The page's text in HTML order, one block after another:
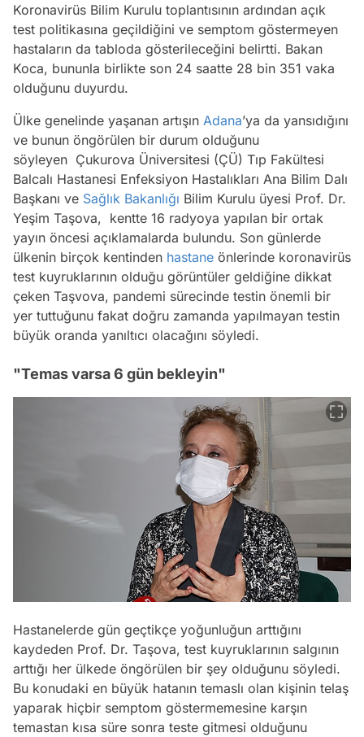
Koronavirüs Bilim Kurulu toplantısının ardından açık
test politikasına geçildiğini ve semptom göstermeyen
hastaların da tabloda gösterileceğini belirtti. Bakan
Koca, bununla birlikte son 24 saatte 28 bin 351 vaka
olduğunu duyurdu.
Ülke genelinde yaşanan artışın Adana’ya da yansıdığını
ve bunun öngörülen bir durum olduğunu
söyleyen Çukurova Üniversitesi (ÇÜ) Tıp Fakültesi
Balcalı Hastanesi Enfeksiyon Hastalıkları Ana Bilim Dalı
Başkanı ve Sağlık Bakanlığı Bilim Kurulu üyesi Prof. Dr.
Yeşim Taşova, kentte 16 radyoya yapılan bir ortak
yayın öncesi açıklamalarda bulundu. Son günlerde
ülkenin birçok kentinden hastane önlerinde koronavirüs
test kuyruklarının olduğu görüntüler geldiğine dikkat
çeken Taşvova, pandemi sürecinde testin önemli bir
yer tuttuğunu fakat doğru zamanda yapılmayan testin
büyük oranda yanıltıcı olacağını söyledi.
"Temas varsa 6 gün bekleyin"
Hastanelerde gün geçtikçe yoğunluğun arttığını
kaydeden Prof. Dr. Taşova, test kuyruklarının salgının
arttığı her ülkede öngörülen bir şey olduğunu söyledi.
Bu konudaki en büyük hatanın temaslı olan kişinin telaş
yaparak hiçbir semptom göstermemesine karşın
temastan kısa süre sonra teste gitmesi olduğunu